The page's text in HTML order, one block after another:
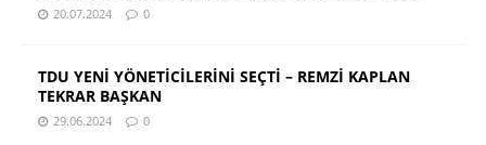
20.07.2024 0
TDU YENİ YÖNETİCİLERİNİ SEÇTİ – REMZİ KAPLAN
TEKRAR BAŞKAN
29.06.2024 0